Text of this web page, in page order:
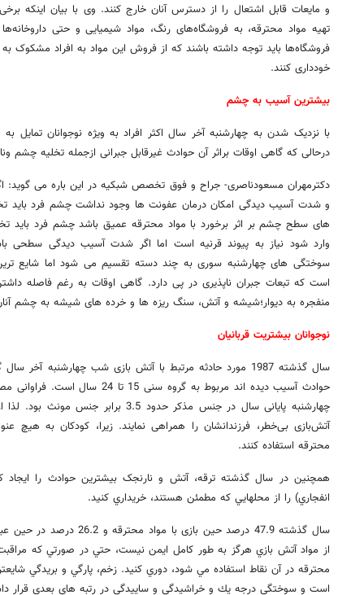
و مایعات قابل اشتعال را از دسترس آنان خارج کنند. وی با بیان اینکه
تهیه مواد محترقه، به فروشگاه‌های رنگ، مواد شیمیایی و حتی
فروشگاه‌ها باید توجه داشته باشند که از فروش این مواد به افراد مشکوک به
خودداری کنند.
بیشترین آسیب به چشم
با نزدیک شدن به چهارشنبه آخر سال اکثر افراد به ویژه نوجوانان تمایل
درحالی که گاهی اوقات براثر آن حوادث غیرقابل جبرانی ازجمله تخلیه چشم
دکترمهران مسعودناصری- جراح و فوق تخصص شبکیه در این باره می گوید:
و شدت آسیب دیدگی امکان درمان عفونت ها وجود نداشت چشم فرد باید
های سطح چشم بر اثر برخورد با مواد محترقه عمیق باشد چشم فرد باید
وارد شود نیاز به پیوند قرنیه است اما اگر شدت آسیب دیدگی سطحی
سوختگی های چهارشنبه سوری به چند دسته تقسیم می شود اما شایع
است که تبعات جبران ناپذیری در پی دارد. گاهی اوقات به رغم فاصله
منفجره به دیوار؛شیشه و آتش، سنگ ریزه ها و خرده های شیشه به چشم
نوجوانان بیشتریت قربانیان
سال گذشته 1987 مورد حادثه مرتبط با آتش بازی شب
حوادث آسیب دیده اند مربوط به گروه
چهارشنبه پایانی سال در جنس مذکر حدود 3.5
آتش‌بازی بی‌خطر، فرزندانشان را همراهی نمايند. زیرا، کودکان به هيچ
محترقه استفاده کنند.
همچنین در سال گذشته ترقه، آتش و نارنجک بیشترین حوادث را ایجاد
انفجاري) را از محلهايي که مطمئن هستند، خريداري کنيد.
سال گذشته 47.9 درصد حین بازی
از مواد آتش بازي هرگز به طور کامل ايمن نيست، حتي در صورتي که
محترقه در آن نقاط استفاده مي شود، دوري كنيد. زخم، پارگي و بريدگي
است و سوختگي درجه يك و خراشيدگي و ساييدگي در رتبه هاي بعدی قرار